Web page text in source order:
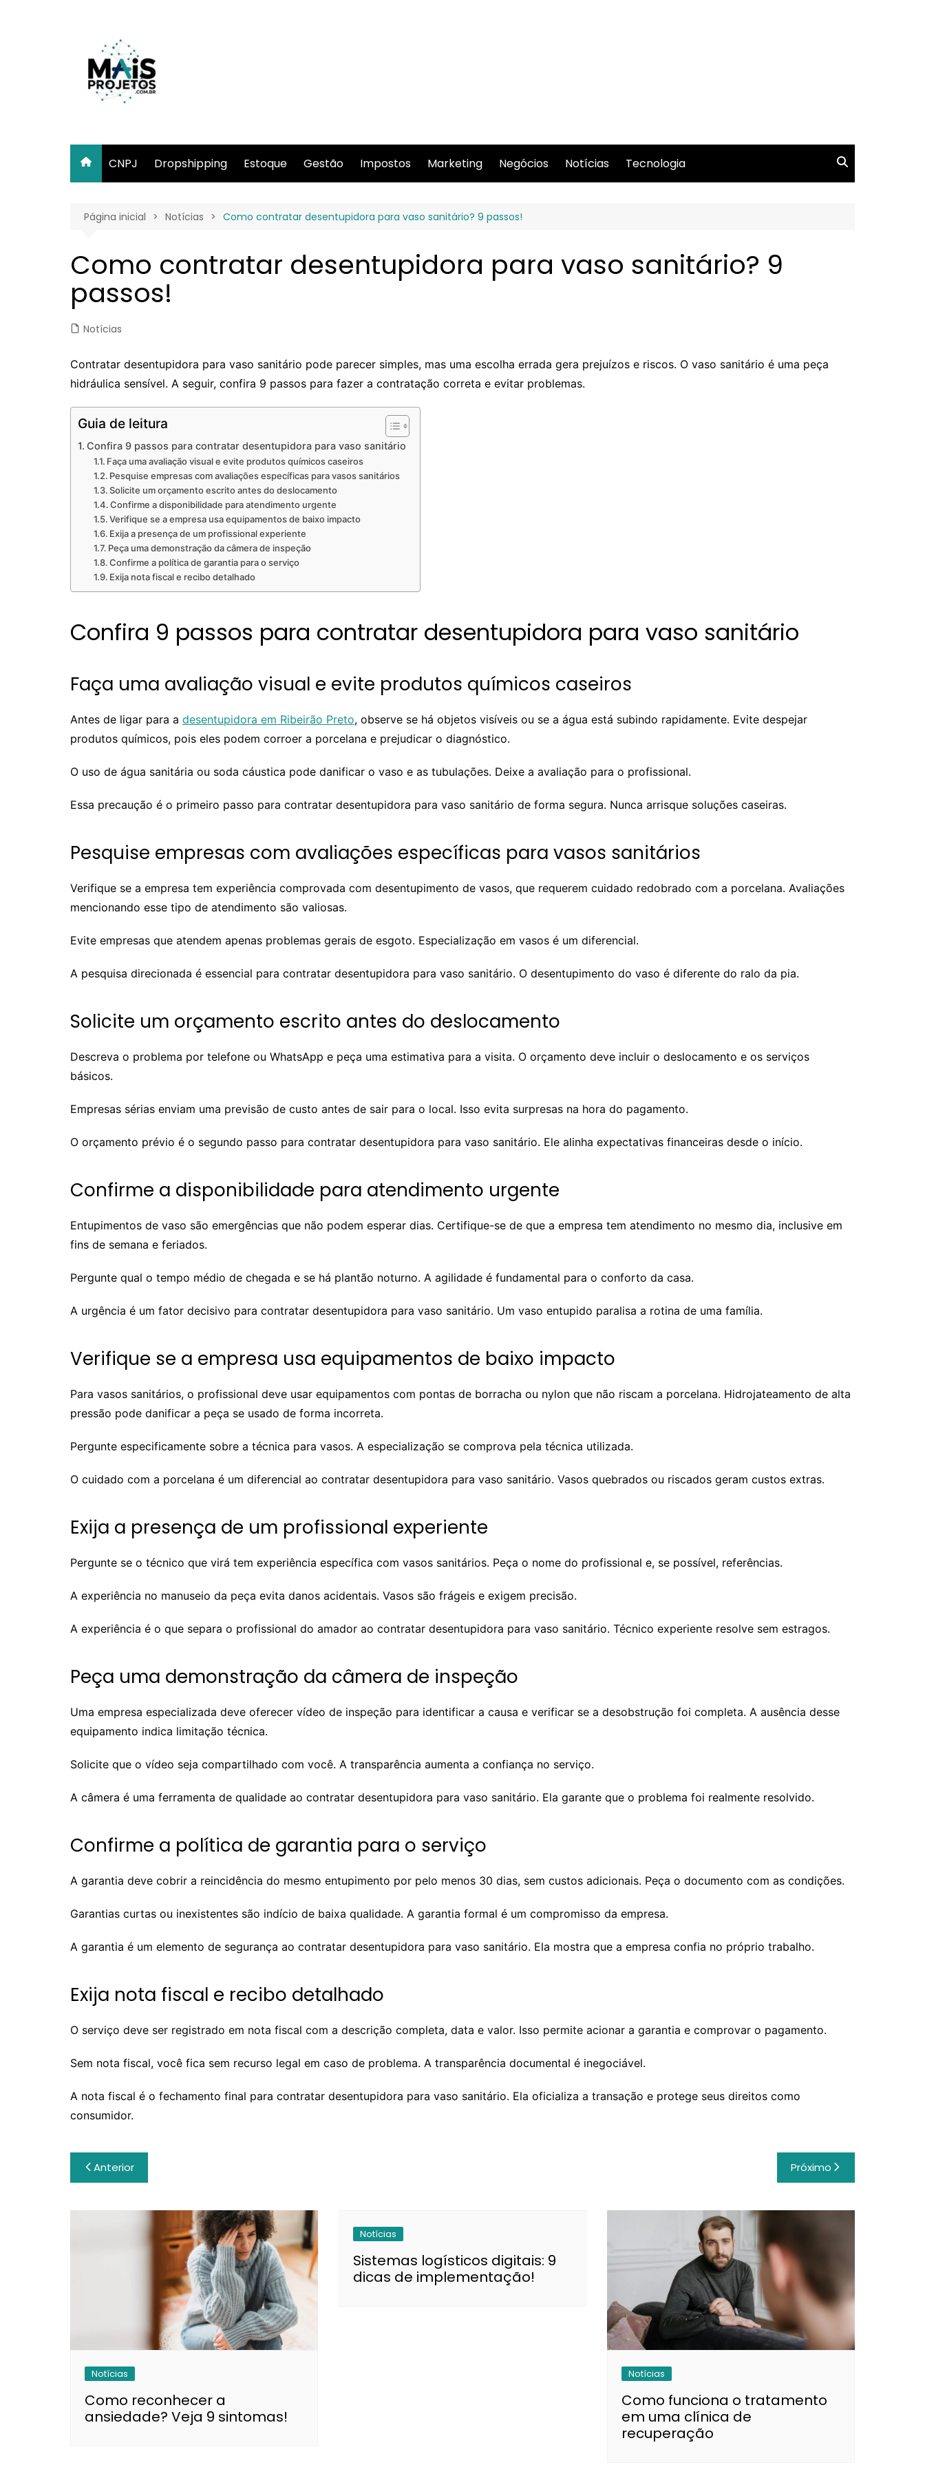
CNPJ Dropshipping Estoque Gestão Impostos Marketing Negócios Notícias Tecnologia
Página inicial Notícias Como contratar desentupidora para vaso sanitário? 9 passos!
Como contratar desentupidora para vaso sanitário? 9
passos!
Notícias
Contratar desentupidora para vaso sanitário pode parecer simples, mas uma escolha errada gera prejuízos e riscos. O vaso sanitário é uma peça
hidráulica sensível. A seguir, confira 9 passos para fazer a contratação correta e evitar problemas.
Guia de leitura
Confira 9 passos para contratar desentupidora para vaso sanitário
Faça uma avaliação visual e evite produtos químicos caseiros
Pesquise empresas com avaliações específicas para vasos sanitários
Solicite um orçamento escrito antes do deslocamento
Confirme a disponibilidade para atendimento urgente
Verifique se a empresa usa equipamentos de baixo impacto
Exija a presença de um profissional experiente
Peça uma demonstração da câmera de inspeção
Confirme a política de garantia para o serviço
Exija nota fiscal e recibo detalhado
Confira 9 passos para contratar desentupidora para vaso sanitário
Faça uma avaliação visual e evite produtos químicos caseiros
Antes de ligar para a desentupidora em Ribeirão Preto, observe se há objetos visíveis ou se a água está subindo rapidamente. Evite despejar
produtos químicos, pois eles podem corroer a porcelana e prejudicar o diagnóstico.
O uso de água sanitária ou soda cáustica pode danificar o vaso e as tubulações. Deixe a avaliação para o profissional.
Essa precaução é o primeiro passo para contratar desentupidora para vaso sanitário de forma segura. Nunca arrisque soluções caseiras.
Pesquise empresas com avaliações específicas para vasos sanitários
Verifique se a empresa tem experiência comprovada com desentupimento de vasos, que requerem cuidado redobrado com a porcelana. Avaliações
mencionando esse tipo de atendimento são valiosas.
Evite empresas que atendem apenas problemas gerais de esgoto. Especialização em vasos é um diferencial.
A pesquisa direcionada é essencial para contratar desentupidora para vaso sanitário. O desentupimento do vaso é diferente do ralo da pia.
Solicite um orçamento escrito antes do deslocamento
Descreva o problema por telefone ou WhatsApp e peça uma estimativa para a visita. O orçamento deve incluir o deslocamento e os serviços
básicos.
Empresas sérias enviam uma previsão de custo antes de sair para o local. Isso evita surpresas na hora do pagamento.
O orçamento prévio é o segundo passo para contratar desentupidora para vaso sanitário. Ele alinha expectativas financeiras desde o início.
Confirme a disponibilidade para atendimento urgente
Entupimentos de vaso são emergências que não podem esperar dias. Certifique-se de que a empresa tem atendimento no mesmo dia, inclusive em
fins de semana e feriados.
Pergunte qual o tempo médio de chegada e se há plantão noturno. A agilidade é fundamental para o conforto da casa.
A urgência é um fator decisivo para contratar desentupidora para vaso sanitário. Um vaso entupido paralisa a rotina de uma família.
Verifique se a empresa usa equipamentos de baixo impacto
Para vasos sanitários, o profissional deve usar equipamentos com pontas de borracha ou nylon que não riscam a porcelana. Hidrojateamento de alta
pressão pode danificar a peça se usado de forma incorreta.
Pergunte especificamente sobre a técnica para vasos. A especialização se comprova pela técnica utilizada.
O cuidado com a porcelana é um diferencial ao contratar desentupidora para vaso sanitário. Vasos quebrados ou riscados geram custos extras.
Exija a presença de um profissional experiente
Pergunte se o técnico que virá tem experiência específica com vasos sanitários. Peça o nome do profissional e, se possível, referências.
A experiência no manuseio da peça evita danos acidentais. Vasos são frágeis e exigem precisão.
A experiência é o que separa o profissional do amador ao contratar desentupidora para vaso sanitário. Técnico experiente resolve sem estragos.
Peça uma demonstração da câmera de inspeção
Uma empresa especializada deve oferecer vídeo de inspeção para identificar a causa e verificar se a desobstrução foi completa. A ausência desse
equipamento indica limitação técnica.
Solicite que o vídeo seja compartilhado com você. A transparência aumenta a confiança no serviço.
A câmera é uma ferramenta de qualidade ao contratar desentupidora para vaso sanitário. Ela garante que o problema foi realmente resolvido.
Confirme a política de garantia para o serviço
A garantia deve cobrir a reincidência do mesmo entupimento por pelo menos 30 dias, sem custos adicionais. Peça o documento com as condições.
Garantias curtas ou inexistentes são indício de baixa qualidade. A garantia formal é um compromisso da empresa.
A garantia é um elemento de segurança ao contratar desentupidora para vaso sanitário. Ela mostra que a empresa confia no próprio trabalho.
Exija nota fiscal e recibo detalhado
O serviço deve ser registrado em nota fiscal com a descrição completa, data e valor. Isso permite acionar a garantia e comprovar o pagamento.
Sem nota fiscal, você fica sem recurso legal em caso de problema. A transparência documental é inegociável.
A nota fiscal é o fechamento final para contratar desentupidora para vaso sanitário. Ela oficializa a transação e protege seus direitos como
consumidor.
Navegação
de
Post
Anterior Próximo
Notícias
Como reconhecer a
ansiedade? Veja 9 sintomas!
Notícias
Sistemas logísticos digitais: 9
dicas de implementação!
Notícias
Como funciona o tratamento
em uma clínica de
recuperação